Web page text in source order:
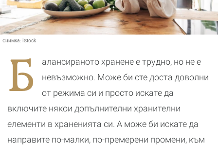
Снимка: iStock
Б
алансираното хранене е трудно, но не е
невъзможно. Може би сте доста доволни
от режима си и просто искате да
включите някои допълнителни хранителни
елементи в храненията си. А може би искате да
направите по-малки, по-премерени промени, към